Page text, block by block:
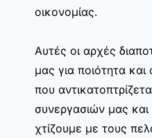
οικονομίας.
Αυτές οι αρχές
μας για ποιότητα και
που
συνεργασιών μας
χτίζουμε με τους